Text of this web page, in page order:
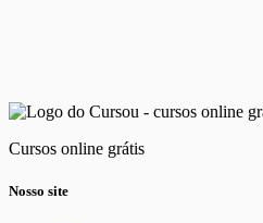
Cursos online grátis
Nosso site